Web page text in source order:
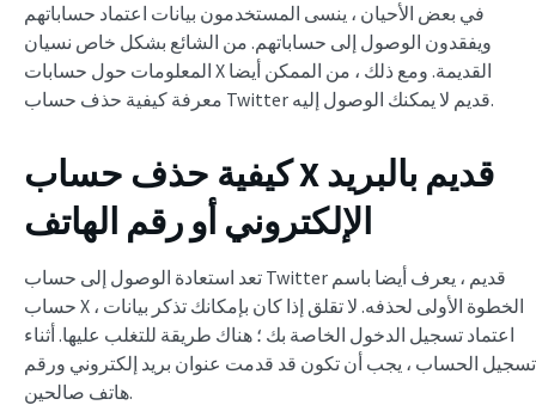
في بعض الأحيان ، ينسى المستخدمون بيانات اعتماد حساباتهم
ويفقدون الوصول إلى حساباتهم. من الشائع بشكل خاص نسيان
المعلومات حول حسابات X القديمة. ومع ذلك ، من الممكن أيضا
معرفة كيفية حذف حساب Twitter قديم لا يمكنك الوصول إليه.
كيفية حذف حساب X قديم بالبريد
الإلكتروني أو رقم الهاتف
تعد استعادة الوصول إلى حساب Twitter قديم ، يعرف أيضا باسم
حساب X ، الخطوة الأولى لحذفه. لا تقلق إذا كان بإمكانك تذكر بيانات
اعتماد تسجيل الدخول الخاصة بك ؛ هناك طريقة للتغلب عليها. أثناء
تسجيل الحساب ، يجب أن تكون قد قدمت عنوان بريد إلكتروني ورقم
هاتف صالحين.